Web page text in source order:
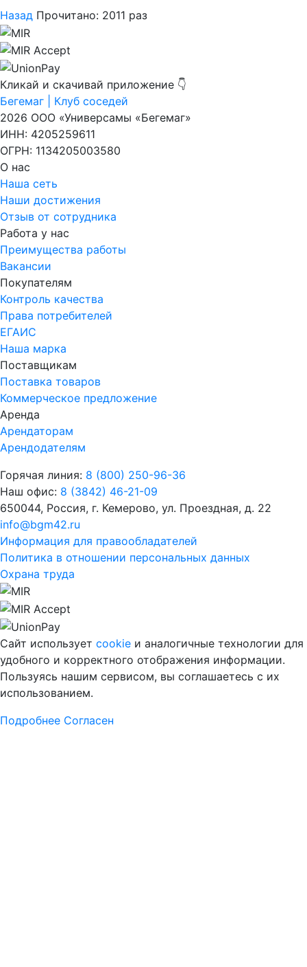
Назад Прочитано: 2011 раз
Кликай и скачивай приложение 👇
Бегемаг | Клуб соседей
2026 ООО «Универсамы «Бегемаг»
ИНН: 4205259611
ОГРН: 1134205003580
О нас
Наша сеть
Наши достижения
Отзыв от сотрудника
Работа у нас
Преимущества работы
Вакансии
Покупателям
Контроль качества
Права потребителей
ЕГАИС
Наша марка
Поставщикам
Поставка товаров
Коммерческое предложение
Аренда
Арендаторам
Арендодателям
Горячая линия: 8 (800) 250-96-36
Наш офис: 8 (3842) 46-21-09
650044, Россия, г. Кемерово, ул. Проездная, д. 22
info@bgm42.ru
Информация для правообладателей
Политика в отношении персональных данных
Охрана труда
Сайт использует cookie и аналогичные технологии для
удобного и корректного отображения информации.
Пользуясь нашим сервисом, вы соглашаетесь с их
использованием.
Подробнее Согласен